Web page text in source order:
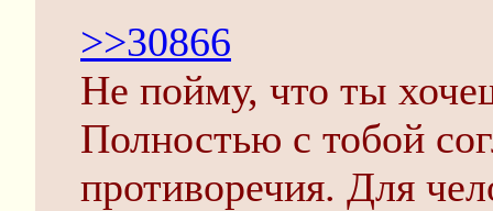
>>30866
Не пойму, что ты
Полностью с тобой
противоречия. Для